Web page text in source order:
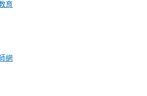
育
網